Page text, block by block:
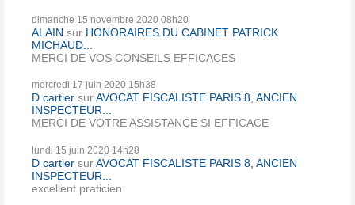
dimanche 15 novembre 2020 08h20
ALAIN sur HONORAIRES DU CABINET PATRICK
MICHAUD...
MERCI DE VOS CONSEILS EFFICACES
mercredi 17 juin 2020 15h38
D cartier surAVOCAT FISCALISTE PARIS 8, ANCIEN
INSPECTEUR...
MERCI DE VOTRE ASSISTANCE SI EFFICACE
lundi 15 juin 2020 14h28
D cartier surAVOCAT FISCALISTE PARIS 8, ANCIEN
INSPECTEUR...
excellent praticien